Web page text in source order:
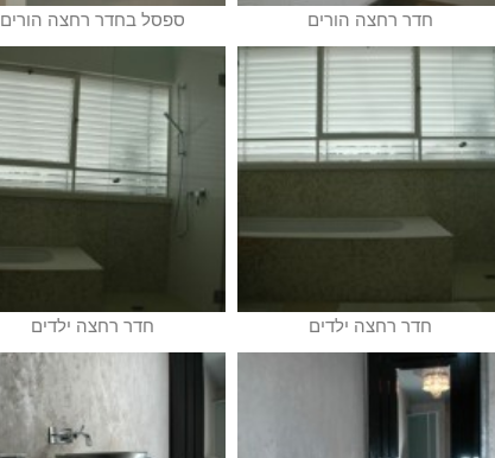
חדר רחצה הורים ספסל בחדר רחצה הורים
חדר רחצה ילדים חדר רחצה ילדים